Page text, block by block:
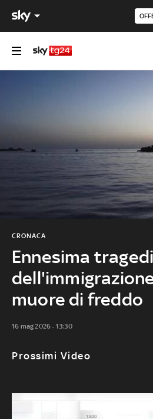
Ennesima
muore di freddo
CRONACA
16 mag 2026 - 13:30
Prossimi Video